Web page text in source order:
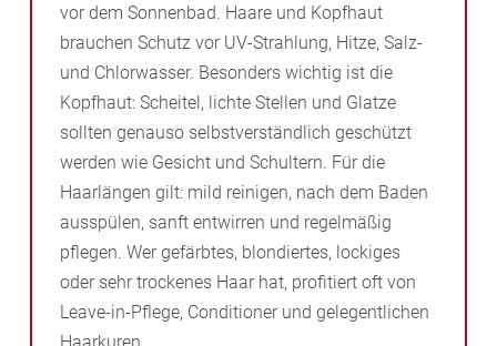
vor dem Sonnenbad. Haare und Kopfhaut
brauchen Schutz vor UV-Strahlung, Hitze, Salz-
und Chlorwasser. Besonders wichtig ist die
Kopfhaut: Scheitel, lichte Stellen und Glatze
sollten genauso selbstverständlich geschützt
werden wie Gesicht und Schultern. Für die
Haarlängen gilt: mild reinigen, nach dem Baden
ausspülen, sanft entwirren und regelmäßig
pflegen. Wer gefärbtes, blondiertes, lockiges
oder sehr trockenes Haar hat, profitiert oft von
Leave-in-Pflege, Conditioner und gelegentlichen